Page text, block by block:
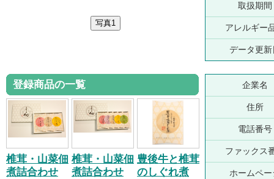
取扱期間
アレルギー
データ更新
登録商品の一覧
椎茸・山菜佃
煮詰合わせ
椎茸・山菜佃
煮詰合わせ
豊後牛と椎茸
のしぐれ煮
企業名
住所
電話番号
ファックス
ホームペー